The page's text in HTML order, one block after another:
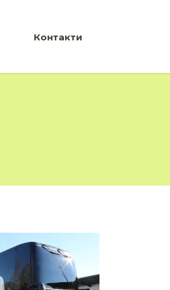
Контакти